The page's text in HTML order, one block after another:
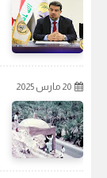
20 مارس 2025